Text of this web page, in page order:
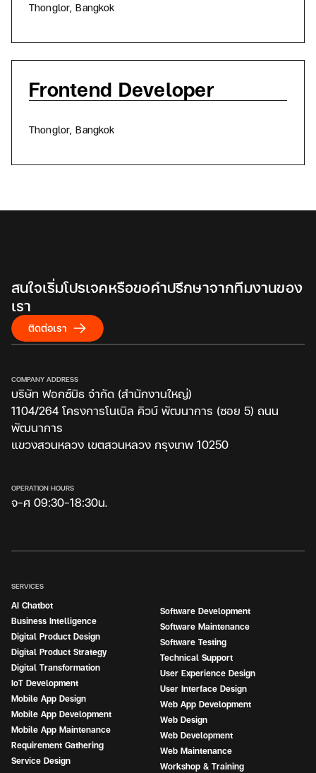
Thonglor, Bangkok
Frontend Developer
Thonglor, Bangkok
COMPANY ADDRESS
บริษัท ฟอกซ์บิธ จำกัด (สำนักงานใหญ่)
1104/264 โครงการโนเบิล คิวบ์ พัฒนาการ (ซอย 5) ถนน
พัฒนาการ
แขวงสวนหลวง เขตสวนหลวง กรุงเทพ 10250
OPERATION HOURS
จ-ศ 09:30-18:30น.
สนใจเริ่มโปรเจคหรือขอคำปรึกษาจากทีมงานของ
เรา
ติดต่อเรา
SERVICES
AI Chatbot
Business Intelligence
Digital Product Design
Digital Product Strategy
Digital Transformation
IoT Development
Mobile App Design
Mobile App Development
Mobile App Maintenance
Requirement Gathering
Service Design
Software Development
Software Maintenance
Software Testing
Technical Support
User Experience Design
User Interface Design
Web App Development
Web Design
Web Development
Web Maintenance
Workshop & Training